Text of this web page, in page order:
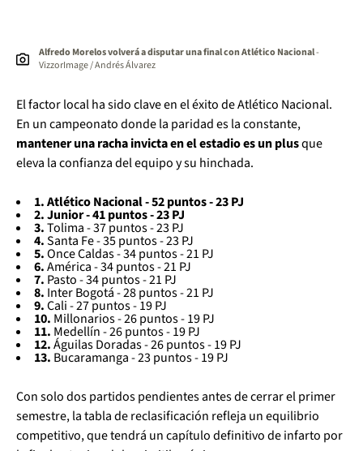
Alfredo Morelos volverá a disputar una final con Atlético Nacional-
VizzorImage / Andrés Álvarez
El factor local ha sido clave en el éxito de Atlético Nacional.
En un campeonato donde la paridad es la constante,
mantener una racha invicta en el estadio es un plusque
eleva la confianza del equipo y su hinchada.
1. Atlético Nacional - 52 puntos - 23 PJ
2. Junior - 41 puntos - 23 PJ
3.Tolima - 37 puntos - 23 PJ
4.Santa Fe - 35 puntos - 23 PJ
5.Once Caldas - 34 puntos - 21 PJ
6.América - 34 puntos - 21 PJ
7. Pasto - 34 puntos - 21 PJ
8. Inter Bogotá - 28 puntos - 21 PJ
9.Cali - 27 puntos - 19 PJ
10. Millonarios - 26 puntos - 19 PJ
11. Medellín - 26 puntos - 19 PJ
12.Águilas Doradas - 26 puntos - 19 PJ
13. Bucaramanga - 23 puntos - 19 PJ
Con solo dos partidos pendientes antes de cerrar el primer
semestre, la tabla de reclasificación refleja un equilibrio
competitivo, que tendrá un capítulo definitivo de infarto por